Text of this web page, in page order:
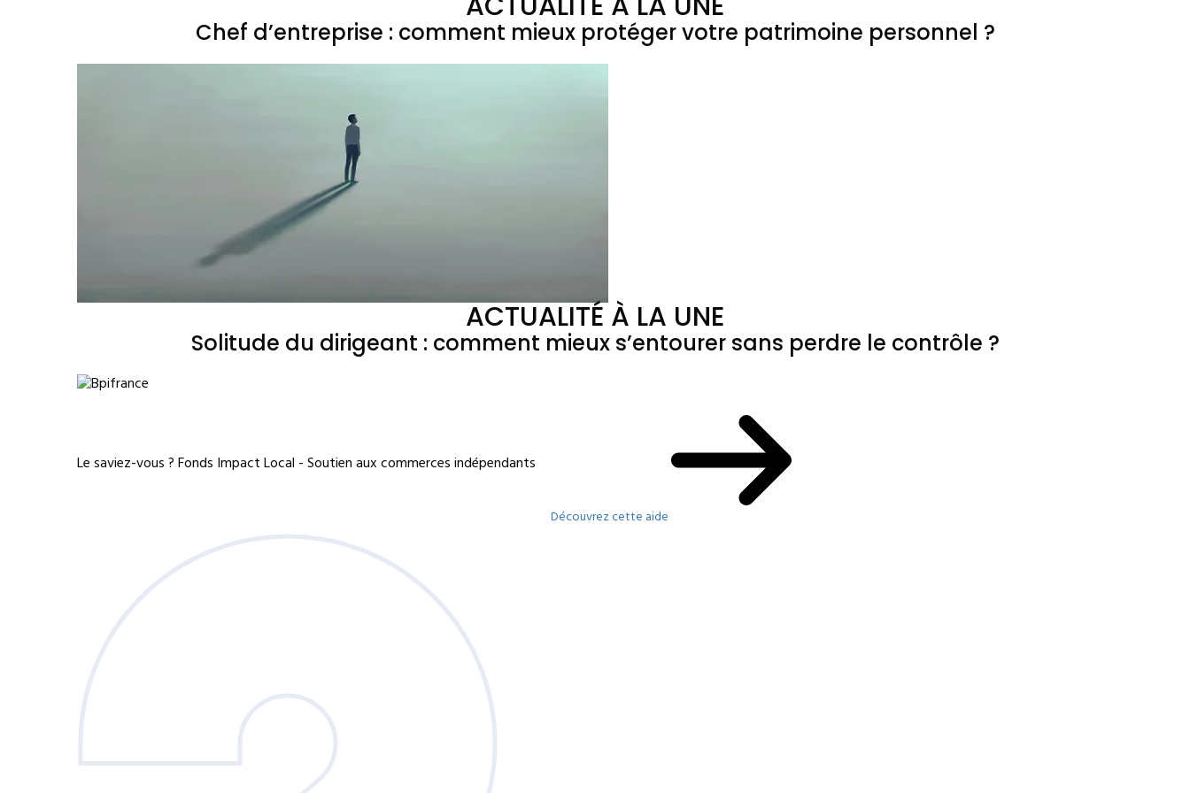
Chef d’entreprise : comment mieux protéger votre patrimoine personnel ?
ACTUALITÉ À LA UNE
Solitude du dirigeant : comment mieux s’entourer sans perdre le contrôle ?
Le saviez-vous ?Fonds Impact Local - Soutien aux commerces indépendants
Découvrez cette aide